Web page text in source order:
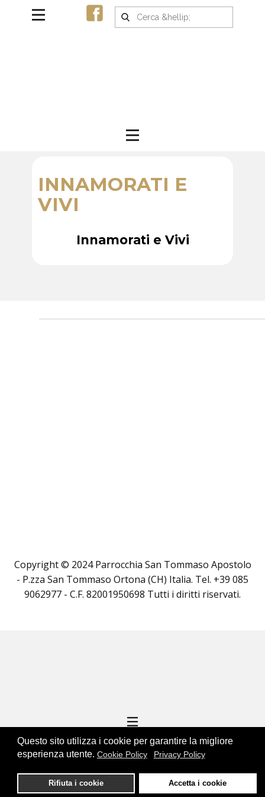
Questo sito utilizza i cookie per garantire la migliore
esperienza utente. Cookie Policy Privacy Policy
Rifiuta i cookie Accetta i cookie
INNAMORATI E
VIVI
Innamorati e Vivi
Copyright © 2024 Parrocchia San Tommaso Apostolo
- P.zza San Tommaso Ortona (CH) Italia. Tel. +39 085
9062977 - C.F. 82001950698 Tutti i diritti riservati.